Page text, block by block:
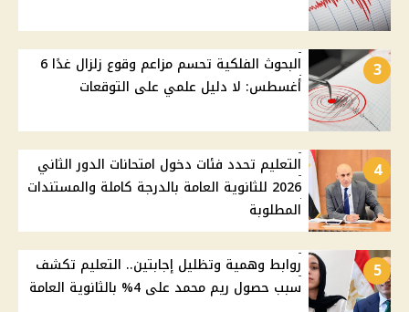
3
البحوث الفلكية تحسم مزاعم وقوع زلزال غدًا 6
أغسطس: لا دليل علمي على التوقعات
4
التعليم تحدد فئات دخول امتحانات الدور الثاني
2026 للثانوية العامة بالدرجة كاملة والمستندات
المطلوبة
5
روابط وهمية وتظليل إجابتين.. التعليم تكشف
سبب حصول ريم محمد على 4% بالثانوية العامة